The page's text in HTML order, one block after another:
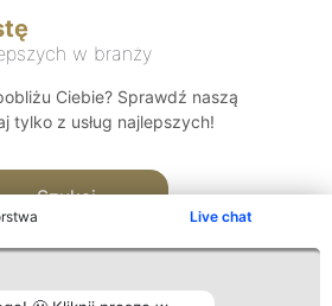
Live chat
w branży
Ciebie? Sprawdź naszą
tylko z usług najlepszych!
Szukaj